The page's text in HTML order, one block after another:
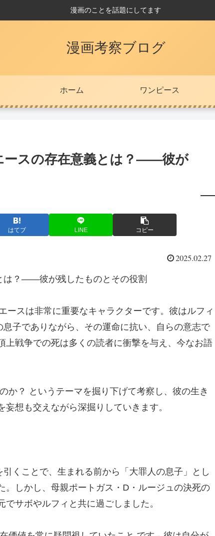
漫画のことを話題にしてます
漫画考察ブログ
ホーム ワンピース
ースの存在意義とは？――彼が
はてブ LINE コピー
2025.02.27
は？――彼が残したものとその役割
ースは非常に重要なキャラクターです。彼はルフィ
子でありながら、その運命に抗い、自らの意志で
上戦争での死は多くの読者に衝撃を与え、今なお語
か？ というテーマを掘り下げて考察し、彼の生き
想も交えながら深掘りしていきます。
くことで、生まれる前から「大罪人の息子」とし
。しかし、母親ポートガス・D・ルージュの決死の
サボやルフィと共に過ごしました。